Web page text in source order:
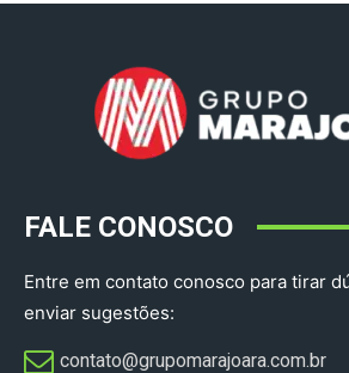
FALE CONOSCO
Entre em contato conosco para tirar
enviar sugestões:
contato@grupomarajoara.com.br